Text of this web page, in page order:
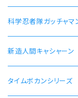
【ルイジェルド】腕時
【パウロ・グレイラッ
【オルステッド】腕時
ラン モデル
かにこ
科学忍者隊ガッチャマ
新造人間キャシャーン
タイムボカンシリーズ
科学忍者隊ガッチャマ
新造人間キャシャーン
タイムボカンシリーズ